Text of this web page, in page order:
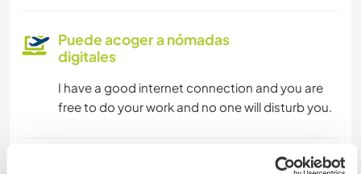
Puede acoger a nómadas
digitales
I have a good internet connection and you are
free to do your work and no one will disturb you.